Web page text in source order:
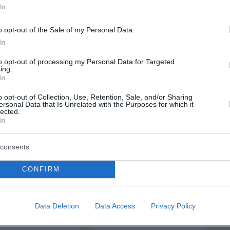
opt-out of the Sale of my Personal Data.
opt-out of processing my Personal Data for Targeted
opt-out of Collection, Use, Retention, Sale, and/or Sharing
Data that Is Unrelated with the Purposes for which it
CONFIRM
Data Deletion Data Access Privacy Policy
protothema.gr στο Google News
Ειδήσειςαπό την Ελλάδα και τον Κόσμο, τη
στο
ΠΡΟΣΘΗΚΗ ΣΧΟΛΙΟΥ
ΣΧΟΛΙΟΥ
EMAIL